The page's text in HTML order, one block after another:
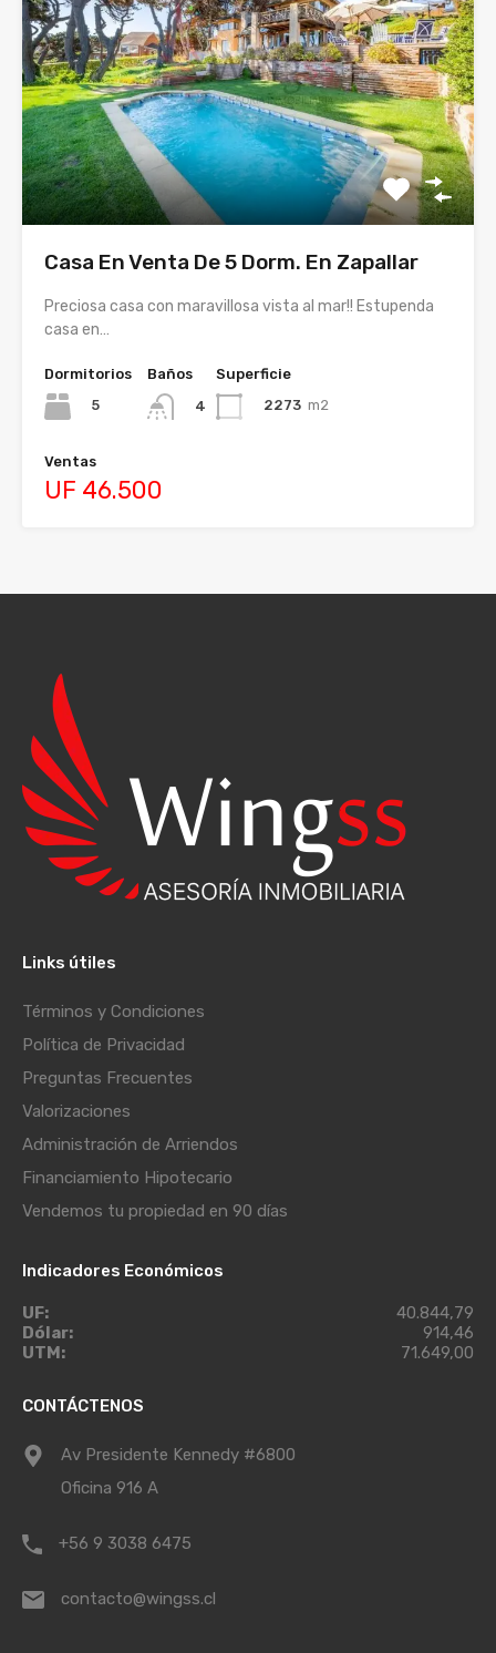
Casa En Venta De 5 Dorm. En Zapallar
Preciosa casa con maravillosa vista al mar!! Estupenda
casa en…
Dormitorios
5
Baños
4
Superficie
2273 m2
Ventas
UF 46.500
Links útiles
Términos y Condiciones
Política de Privacidad
Preguntas Frecuentes
Valorizaciones
Administración de Arriendos
Financiamiento Hipotecario
Vendemos tu propiedad en 90 días
Indicadores Económicos
UF:
40.844,79
Dólar:
914,46
UTM:
71.649,00
CONTÁCTENOS
Av Presidente Kennedy #6800
Oficina 916 A
+56 9 3038 6475
contacto@wingss.cl